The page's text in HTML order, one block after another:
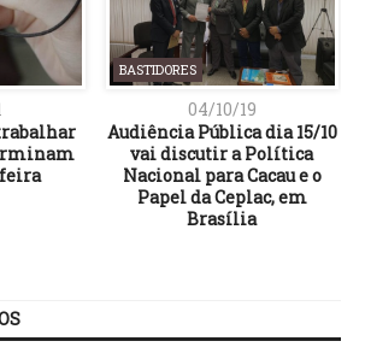
BASTIDORES
04/10/19
Audiência Pública dia 15/10
vai discutir a Política
Nacional para Cacau e o
Papel da Ceplac, em
Brasília